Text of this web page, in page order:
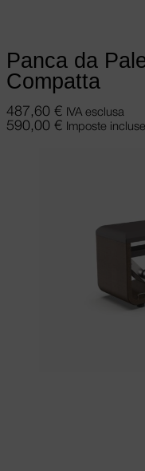
Panca da
Compatta
487,60 € IVA esclusa
590,00 € Imposte incluse